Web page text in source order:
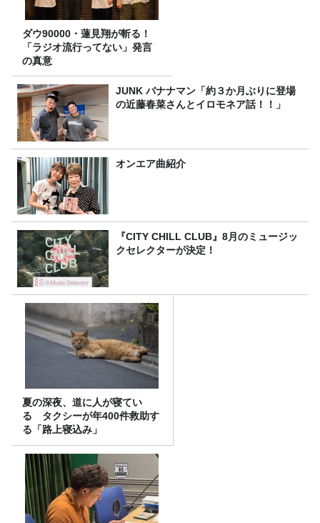
ダウ90000・蓮見翔が斬る！
「ラジオ流行ってない」発言
の真意
JUNK バナナマン「約３か月ぶりに登場
の近藤春菜さんとイロモネア話！！」
オンエア曲紹介
『CITY CHILL CLUB』8月のミュージッ
クセレクターが決定！
夏の深夜、道に人が寝てい
る タクシーが年400件救助す
る「路上寝込み」